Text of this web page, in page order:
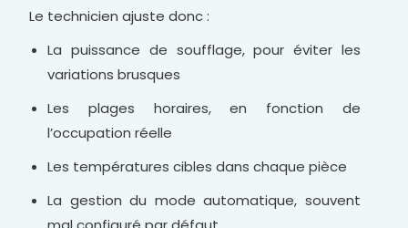
Le technicien ajuste donc :
La puissance de soufflage, pour éviter les
variations brusques
Les plages horaires, en fonction de
l’occupation réelle
Les températures cibles dans chaque pièce
La gestion du mode automatique, souvent